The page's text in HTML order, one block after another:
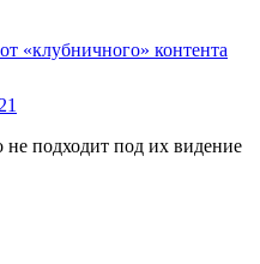
«клубничного» контента
не подходит под их видение